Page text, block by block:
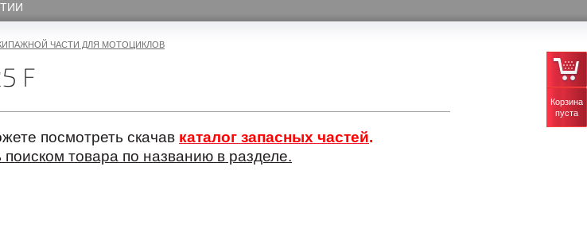
Корзина
пуста
ЧАСТИ ДЛЯ МОТОЦИКЛОВ
F
посмотреть скачав каталог запасных частей.
товара по названию в разделе.